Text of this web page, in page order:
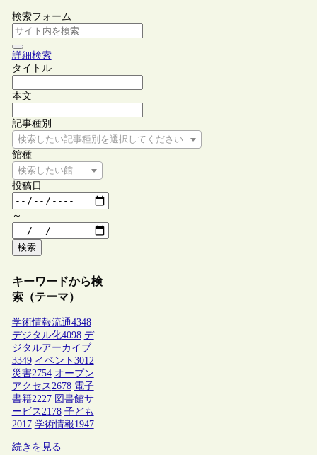
検索フォーム
詳細検索
タイトル
本文
記事種別
検索したい記事種別を選択してください
館種
検索したい館種を選択してください
投稿日
～
検索
キーワードから検
索（テーマ）
学術情報流通4348
デジタル化4098 デ
ジタルアーカイブ
3349 イベント 3012
災害2754 オープン
アクセス2678 電子
書籍2227 図書館サ
ービス2178 子ども
2017 学術情報1947
続きを見る